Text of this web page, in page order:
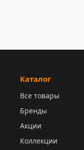
Каталог
Все товары
Бренды
Акции
Коллекции